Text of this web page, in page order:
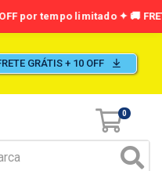
GRÁTIS + 10 OFF
0